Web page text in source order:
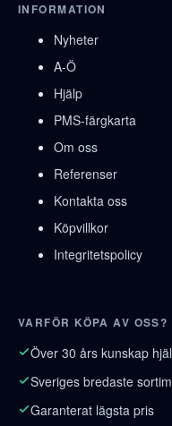
INFORMATION
Nyheter
A-Ö
Hjälp
PMS-färgkarta
Om oss
Referenser
Kontakta oss
Köpvillkor
Integritetspolicy
VARFÖR KÖPA AV OSS?
Över 30 års kunskap
Sveriges bredaste
Garanterat lägsta pris